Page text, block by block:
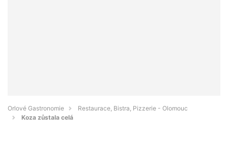
Orlové Gastronomie
Restaurace, Bistra, Pizzerie - Olomouc
Koza zůstala celá